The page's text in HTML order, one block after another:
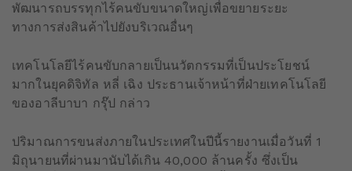
พัฒนารถบรรทุกไร้คนขับขนาดใหญ่เพื่อขยายระยะ
ทางการส่งสินค้าไปยังบริเวณอื่นๆ
เทคโนโลยีไร้คนขับกลายเป็นนวัตกรรมที่เป็นประโยชน์
มากในยุคดิจิทัล หลี่ เฉิง ประธานเจ้าหน้าที่ฝ่ายเทคโนโลยี
ของอาลีบาบา กรุ๊ป กล่าว
ปริมาณการขนส่งภายในประเทศในปีนี้รายงานเมื่อวันที่ 1
มิถุนายนที่ผ่านมานับได้เกิน 40,000 ล้านครั้ง ซึ่งเป็น